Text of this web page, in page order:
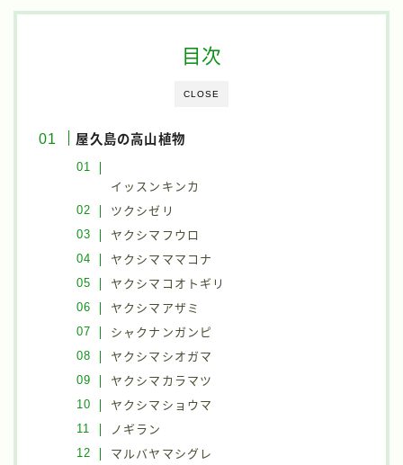
CLOSE
目次
屋久島の高山植物
イッスンキンカ
ツクシゼリ
ヤクシマフウロ
ヤクシマママコナ
ヤクシマコオトギリ
ヤクシマアザミ
シャクナンガンピ
ヤクシマシオガマ
ヤクシマカラマツ
ヤクシマショウマ
ノギラン
マルバヤマシグレ